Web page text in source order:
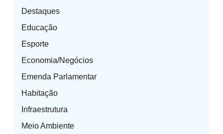
Destaques
Educação
Esporte
Economia/Negócios
Emenda Parlamentar
Habitação
Infraestrutura
Meio Ambiente